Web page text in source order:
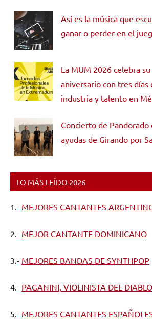
Así es la música que
ganar o perder en el
La MUM 2026 celebra
aniversario con tres días
industria y talento en
Concierto de Pandorado
ayudas de Girando por
LO MÁS LEÍDO 2026
1.- MEJORES CANTANTES
2.- MEJOR CANTANTE DOMINICANO
3.- MEJORES BANDAS DE SYNTHPOP
4.- PAGANINI, VIOLINISTA DEL DIABLO
5.- MEJORES CANTANTES